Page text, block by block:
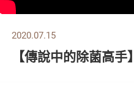
2020.07.15
【傳說中的除菌高手】